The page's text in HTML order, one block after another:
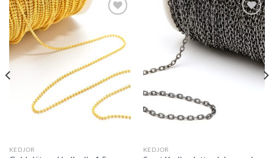
Lägg
önskelistan
KEDJOR
Lägg
till i
önskelistan
KEDJOR